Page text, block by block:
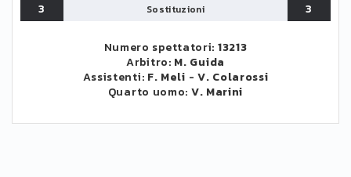
3
Sostituzioni 3
Numero spettatori: 13213
Arbitro: M. Guida
Assistenti: F. Meli - V. Colarossi
Quarto uomo: V. Marini